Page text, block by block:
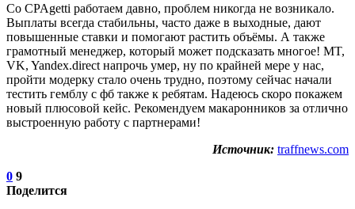
Со CPAgetti работаем давно, проблем никогда не возникало.
Выплаты всегда стабильны, часто даже в выходные, дают
повышенные ставки и помогают растить объёмы. А также
грамотный менеджер, который может подсказать многое! MT,
VK, Yandex.direct напрочь умер, ну по крайней мере у нас,
пройти модерку стало очень трудно, поэтому сейчас начали
тестить гемблу с фб также к ребятам. Надеюсь скоро покажем
новый плюсовой кейс. Рекомендуем макаронников за отлично
выстроенную работу с партнерами!
Источник: traffnews.com
0 9
Поделится